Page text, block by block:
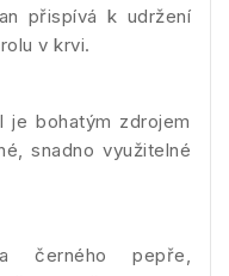
přispívá k udržení
v krvi.
je bohatým zdrojem
snadno využitelné
černého pepře,